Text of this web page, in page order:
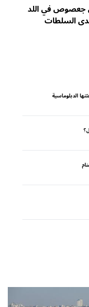
جعصوص في اللد
35 يومًا لدى السلطات
الدبلوماسية